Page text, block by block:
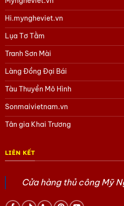
Hi.myngheviet.vn
Lụa Tơ Tằm
Tranh Sơn Mài
Làng Đồng Đại Bái
Tàu Thuyền Mô Hình
Sonmaivietnam.vn
Tân gia Khai Trương
LIÊN KẾT
Cửa hàng thủ công Mỹ